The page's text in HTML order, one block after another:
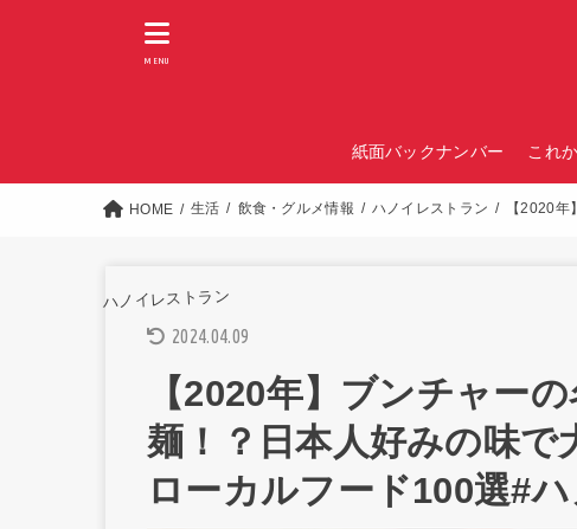
紙面バックナンバー これ
MENU
HOME 生活 飲食・グルメ情報 ハノイレストラン 【2020
ハノイレストラン
2024.04.09
【2020年】ブンチャー
麺！？日本人好みの味で
ローカルフード100選#